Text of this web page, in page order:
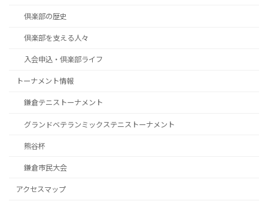
倶楽部の歴史
倶楽部を支える人々
入会申込・倶楽部ライフ
トーナメント情報
鎌倉テニストーナメント
グランドベテランミックステニストーナメント
熊谷杯
鎌倉市民大会
アクセスマップ